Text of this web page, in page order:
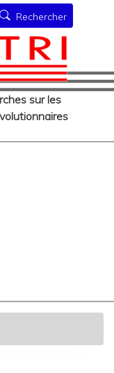
de
sur les
Rechercher